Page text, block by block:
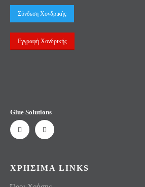
Σύνδεση Χονδρικής
Εγγραφή Χονδρικής
Glue Solutions
ΧΡΗΣΙΜΑ LINKS